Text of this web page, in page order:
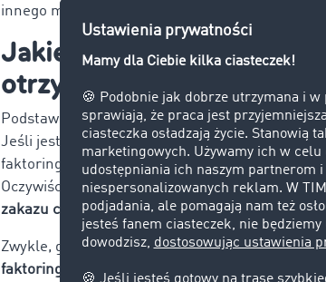
innego mają ograniczony dostęp.
Jakie warunki musi
otrzymać?
Podstawową kwestią jest na pewnobrak
Jeśli jest taki zapis, to firma transportowa nie
faktoringu, bo wierzytelność wynikająca z takiej
Oczywiście są na to rozwiązania, tzw.faktoring
zakazu cesji w umowach z klientami.
Zwykle, gdy staramy się o kredyt bankowy,
faktoringu przede wszystkim oceniana jest